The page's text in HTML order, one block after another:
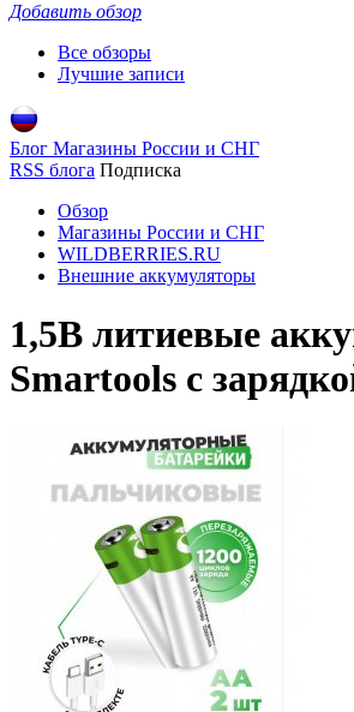
Добавить обзор
Все обзоры
Лучшие записи
Блог Магазины России и СНГ
RSS блога Подписка
Обзор
Магазины России и СНГ
WILDBERRIES.RU
Внешние аккумуляторы
1,5В литиевые
Smartools с